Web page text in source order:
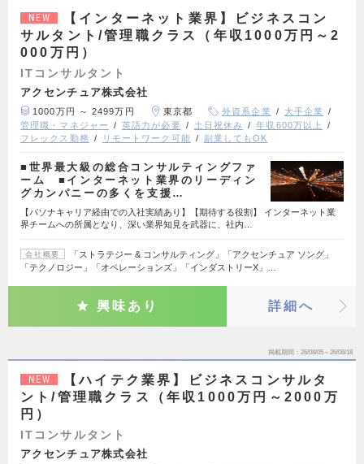
NEW
【インターネット業界】ビジネスコン
サルタント/管理職クラス（年収1000万円～2
000万円）
ITコンサルタント
アクセンチュア株式会社
1000万円 ～ 2499万円 東京都 外資系企業
大手企業
管理職・マネジャー
英語力が必要 土日祝休み
年収600万以上
フレックス勤務
リモートワーク可能 副業してもOK
■世界最大級の総合コンサルティングファ
ーム ■インターネット業界のリーディン
グカンパニーの多くを支援…
【パソナキャリア経由での入社実績あり】【期待する役割】 インターネット業
界チームへの所属となり、深い業界知見を武器に、社内…
会社概要
「ストラテジー & コンサルティング」「アクセンチュア ソング」
「テクノロジー」「オペレーションズ」「インダストリーX」…
興味あり 詳細へ
掲載期間 26/08/05～26/08/18
NEW
【ハイテク業界】ビジネスコンサルタ
ント/管理職クラス（年収1000万円～2000万
円）
ITコンサルタント
アクセンチュア株式会社